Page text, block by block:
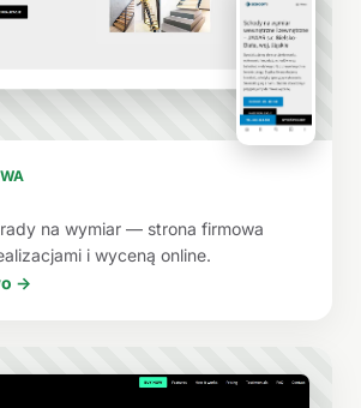
na wymiar — strona firmowa
i wyceną online.
→